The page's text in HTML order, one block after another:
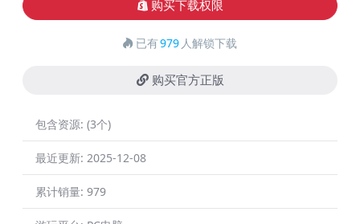
购买下载权限
已有979 人解锁下载
购买官方正版
包含资源: (3个)
最近更新: 2025-12-08
累计销量: 979